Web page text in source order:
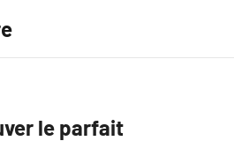
le parfait